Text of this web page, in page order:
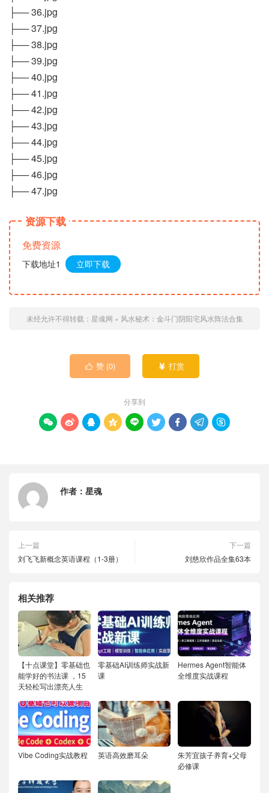
├── 36.jpg
├── 37.jpg
├── 38.jpg
├── 39.jpg
├── 40.jpg
├── 41.jpg
├── 42.jpg
├── 43.jpg
├── 44.jpg
├── 45.jpg
├── 46.jpg
├── 47.jpg
资源下载
免费资源
下载地址1 立即下载
未经允许不得转载： 星魂网 » 风水秘术：金斗门阴阳宅风水阵法合集
 赞 (0)  打赏
分享到
        
作者： 星魂
上一篇
刘飞飞新概念英语课程（1-3册）
下一篇
刘慈欣作品全集63本
相关推荐
【十点课堂】零基础也
能学好的书法课 ，15
天轻松写出漂亮人生
零基础AI训练师实战新
课
Hermes Agent智能体
全维度实战课程
Vibe Coding实战教程 英语高效磨耳朵
朱芳宜孩子养育+父母
必修课